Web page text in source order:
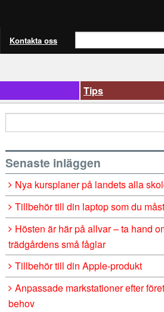
Kontakta oss
Tips
Senaste inläggen
Nya kursplaner på landets alla
Tillbehör till din laptop som du
Hösten är här på allvar – ta hand
trädgårdens små fåglar
Tillbehör till din Apple-produkt
Anpassade markstationer efter
behov